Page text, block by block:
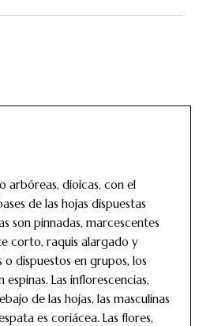
arbóreas, dioicas, con el
de las hojas dispuestas
son pinnadas, marcescentes
corto, raquis alargado y
o dispuestos en grupos, los
Las inflorescencias,
de las hojas, las masculinas
es coriácea. Las flores,